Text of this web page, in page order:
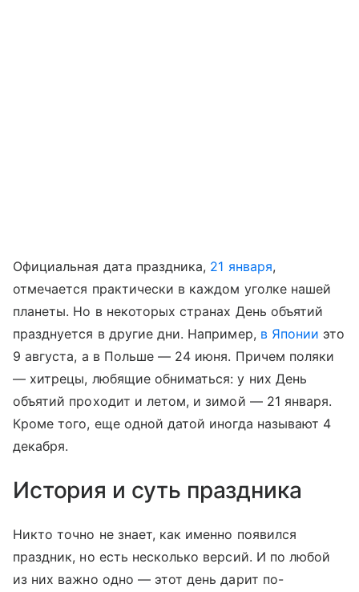
Официальная дата праздника, 21 января,
отмечается практически в каждом уголке нашей
планеты. Но в некоторых странах День объятий
празднуется в другие дни. Например, в Японии это
9 августа, а в Польше — 24 июня. Причем поляки
— хитрецы, любящие обниматься: у них День
объятий проходит и летом, и зимой — 21 января.
Кроме того, еще одной датой иногда называют 4
декабря.
История и суть праздника
Никто точно не знает, как именно появился
праздник, но есть несколько версий. И по любой
из них важно одно — этот день дарит по-